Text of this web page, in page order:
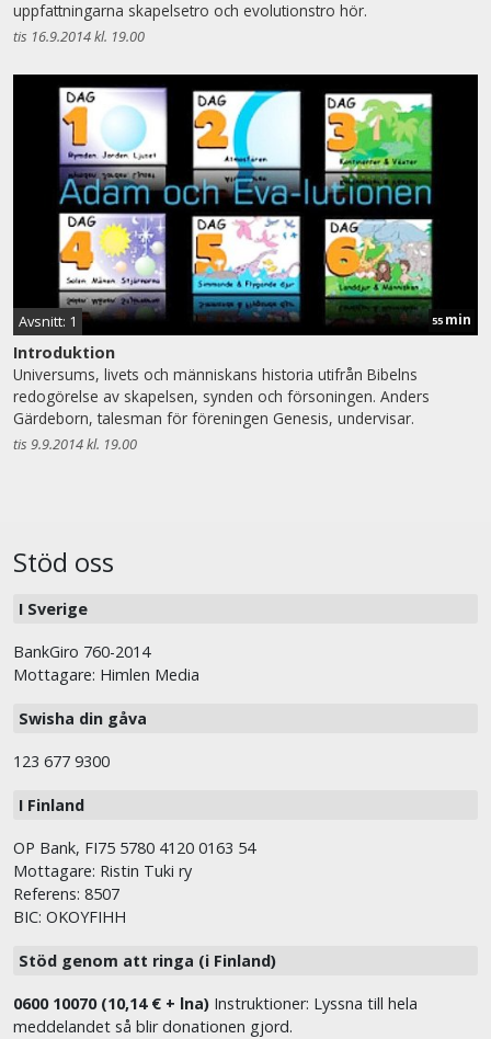
uppfattningarna skapelsetro och evolutionstro hör.
tis 16.9.2014 kl. 19.00
Avsnitt: 1 55 min
Introduktion
Universums, livets och människans historia utifrån Bibelns
redogörelse av skapelsen, synden och försoningen. Anders
Gärdeborn, talesman för föreningen Genesis, undervisar.
tis 9.9.2014 kl. 19.00
Stöd oss
I Sverige
BankGiro 760-2014
Mottagare: Himlen Media
Swisha din gåva
123 677 9300
I Finland
OP Bank, FI75 5780 4120 0163 54
Mottagare: Ristin Tuki ry
Referens: 8507
BIC: OKOYFIHH
Stöd genom att ringa (i Finland)
0600 10070 (10,14 € + lna) Instruktioner: Lyssna till hela
meddelandet så blir donationen gjord.